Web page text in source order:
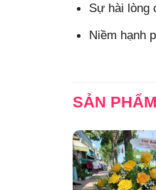
Sự hài lòng
Niềm hạnh
SẢN